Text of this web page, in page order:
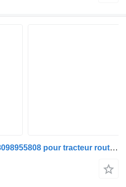
Boîtier de direction ZF 8098955808 pour tracteur routier MAN TGA